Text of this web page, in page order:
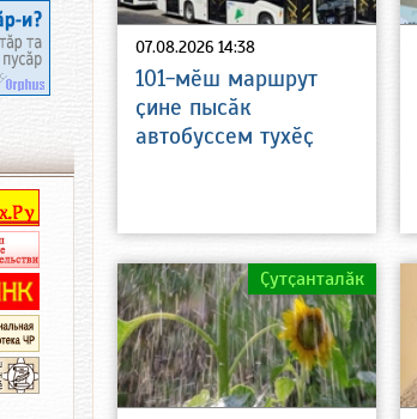
07.08.2026 14:38
101-мӗш маршрут
ҫине пысӑк
автобуссем тухӗҫ
Ҫутҫанталӑк